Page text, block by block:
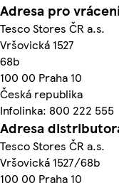
Adresa pro
Tesco Stores ČR a.s.
Vršovická 1527
68b
100 00 Praha 10
Česká republika
Infolinka: 800 222 555
Adresa
Tesco Stores ČR a.s.
Vršovická 1527/68b
100 00 Praha 10